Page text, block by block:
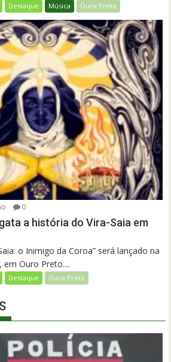
Destaque Música Ouro Preto
0
a história do Vira-Saia em
o Inimigo da Coroa” será lançado na
Ouro Preto....
Destaque Ouro Preto